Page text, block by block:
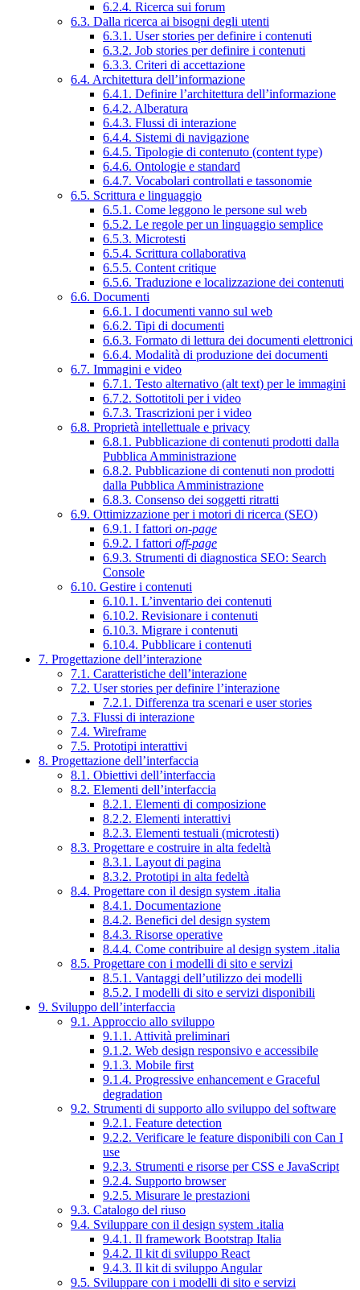
6.2.4. Ricerca sui forum
6.3. Dalla ricerca ai bisogni degli utenti
6.3.1. User stories per definire i contenuti
6.3.2. Job stories per definire i contenuti
6.3.3. Criteri di accettazione
6.4. Architettura dell’informazione
6.4.1. Definire l’architettura dell’informazione
6.4.2. Alberatura
6.4.3. Flussi di interazione
6.4.4. Sistemi di navigazione
6.4.5. Tipologie di contenuto (content type)
6.4.6. Ontologie e standard
6.4.7. Vocabolari controllati e tassonomie
6.5. Scrittura e linguaggio
6.5.1. Come leggono le persone sul web
6.5.2. Le regole per un linguaggio semplice
6.5.3. Microtesti
6.5.4. Scrittura collaborativa
6.5.5. Content critique
6.5.6. Traduzione e localizzazione dei contenuti
6.6. Documenti
6.6.1. I documenti vanno sul web
6.6.2. Tipi di documenti
6.6.3. Formato di lettura dei documenti elettronici
6.6.4. Modalità di produzione dei documenti
6.7. Immagini e video
6.7.1. Testo alternativo (alt text) per le immagini
6.7.2. Sottotitoli per i video
6.7.3. Trascrizioni per i video
6.8. Proprietà intellettuale e privacy
6.8.1. Pubblicazione di contenuti prodotti dalla
Pubblica Amministrazione
6.8.2. Pubblicazione di contenuti non prodotti
dalla Pubblica Amministrazione
6.8.3. Consenso dei soggetti ritratti
6.9. Ottimizzazione per i motori di ricerca (SEO)
6.9.1. I fattori on-page
6.9.2. I fattori off-page
6.9.3. Strumenti di diagnostica SEO: Search
Console
6.10. Gestire i contenuti
6.10.1. L’inventario dei contenuti
6.10.2. Revisionare i contenuti
6.10.3. Migrare i contenuti
6.10.4. Pubblicare i contenuti
7. Progettazione dell’interazione
7.1. Caratteristiche dell’interazione
7.2. User stories per definire l’interazione
7.2.1. Differenza tra scenari e user stories
7.3. Flussi di interazione
7.4. Wireframe
7.5. Prototipi interattivi
8. Progettazione dell’interfaccia
8.1. Obiettivi dell’interfaccia
8.2. Elementi dell’interfaccia
8.2.1. Elementi di composizione
8.2.2. Elementi interattivi
8.2.3. Elementi testuali (microtesti)
8.3. Progettare e costruire in alta fedeltà
8.3.1. Layout di pagina
8.3.2. Prototipi in alta fedeltà
8.4. Progettare con il design system .italia
8.4.1. Documentazione
8.4.2. Benefici del design system
8.4.3. Risorse operative
8.4.4. Come contribuire al design system .italia
8.5. Progettare con i modelli di sito e servizi
8.5.1. Vantaggi dell’utilizzo dei modelli
8.5.2. I modelli di sito e servizi disponibili
9. Sviluppo dell’interfaccia
9.1. Approccio allo sviluppo
9.1.1. Attività preliminari
9.1.2. Web design responsivo e accessibile
9.1.3. Mobile first
9.1.4. Progressive enhancement e Graceful
degradation
9.2. Strumenti di supporto allo sviluppo del software
9.2.1. Feature detection
9.2.2. Verificare le feature disponibili con Can I
use
9.2.3. Strumenti e risorse per CSS e JavaScript
9.2.4. Supporto browser
9.2.5. Misurare le prestazioni
9.3. Catalogo del riuso
9.4. Sviluppare con il design system .italia
9.4.1. Il framework Bootstrap Italia
9.4.2. Il kit di sviluppo React
9.4.3. Il kit di sviluppo Angular
9.5. Sviluppare con i modelli di sito e servizi